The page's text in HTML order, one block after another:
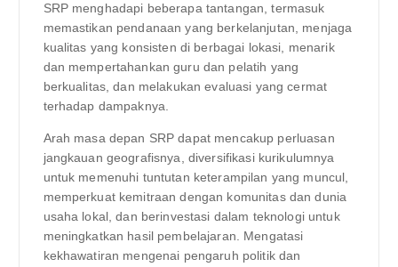
SRP menghadapi beberapa tantangan, termasuk
memastikan pendanaan yang berkelanjutan, menjaga
kualitas yang konsisten di berbagai lokasi, menarik
dan mempertahankan guru dan pelatih yang
berkualitas, dan melakukan evaluasi yang cermat
terhadap dampaknya.
Arah masa depan SRP dapat mencakup perluasan
jangkauan geografisnya, diversifikasi kurikulumnya
untuk memenuhi tuntutan keterampilan yang muncul,
memperkuat kemitraan dengan komunitas dan dunia
usaha lokal, dan berinvestasi dalam teknologi untuk
meningkatkan hasil pembelajaran. Mengatasi
kekhawatiran mengenai pengaruh politik dan